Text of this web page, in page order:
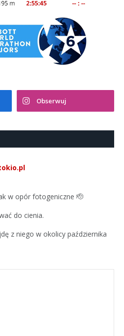
Obserwuj
w opór fotogeniczne 🫡
do cienia.
z niego w okolicy października